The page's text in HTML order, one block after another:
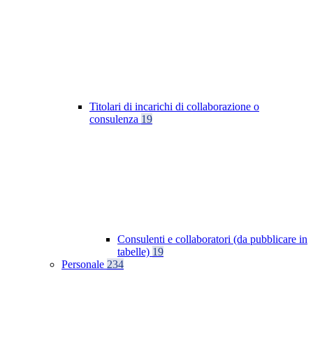
Titolari di incarichi di collaborazione o
consulenza 19
Consulenti e collaboratori (da pubblicare in
tabelle) 19
Personale 234